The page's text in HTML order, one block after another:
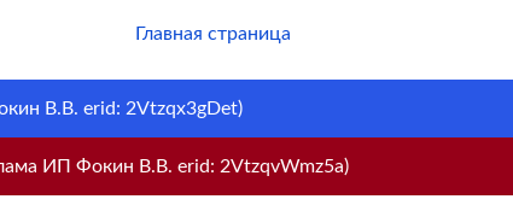
Главная страница
В.В. erid: 2Vtzqx3gDet)
ИП Фокин В.В. erid: 2VtzqvWmz5a)